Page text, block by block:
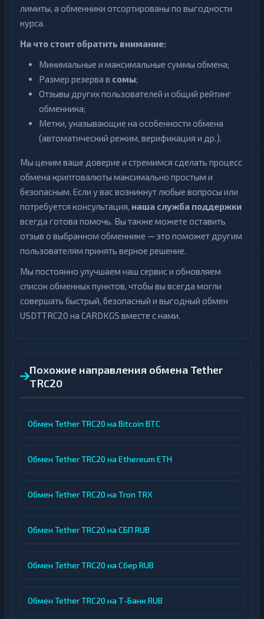
лимиты, а обменники отсортированы по выгодности
курса.
На что стоит обратить внимание:
Минимальные и максимальные суммы обмена;
Размер резерва в сомы;
Отзывы других пользователей и общий рейтинг
обменника;
Метки, указывающие на особенности обмена
(автоматический режим, верификация и др.).
Мы ценим ваше доверие и стремимся сделать процесс
обмена криптовалюты максимально простым и
безопасным. Если у вас возникнут любые вопросы или
потребуется консультация, наша служба поддержки
всегда готова помочь. Вы также можете оставить
отзыв о выбранном обменнике — это поможет другим
пользователям принять верное решение.
Мы постоянно улучшаем наш сервис и обновляем
список обменных пунктов, чтобы вы всегда могли
совершать быстрый, безопасный и выгодный обмен
USDTTRC20 на CARDKGS вместе с нами.
Похожие направления обмена Tether
TRC20
Обмен Tether TRC20 на Bitcoin BTC
Обмен Tether TRC20 на Ethereum ETH
Обмен Tether TRC20 на Tron TRX
Обмен Tether TRC20 на СБП RUB
Обмен Tether TRC20 на Сбер RUB
Обмен Tether TRC20 на Т-Банк RUB